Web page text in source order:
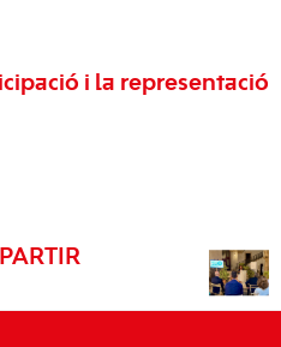
i la representació